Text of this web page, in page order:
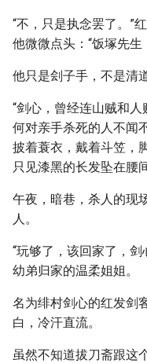
“不，只是执念罢了。”
他微微点头：“饭塚先
他只是刽子手，不是清
“剑心，曾经连山贼和
何对亲手杀死的人不闻
披着蓑衣，戴着斗笠，
只见漆黑的长发坠在腰
午夜，暗巷，杀人的现
人。
“玩够了，该回家了，
幼弟归家的温柔姐姐。
名为绯村剑心的红发剑
白，冷汗直流。
虽然不知道拔刀斋跟这